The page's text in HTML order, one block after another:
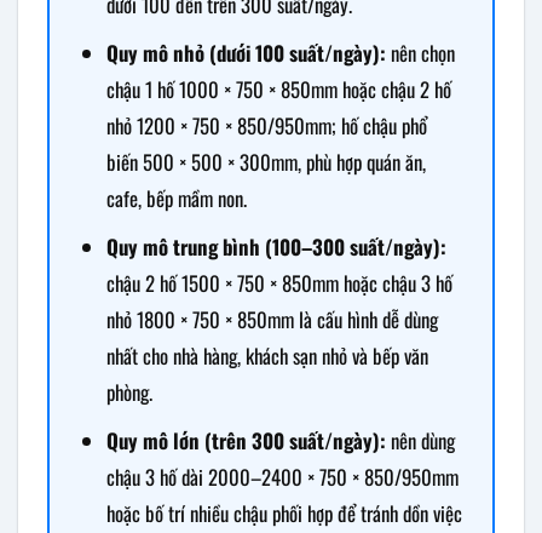
Quy mô nhỏ (dưới 100 suất/ngày): nên chọn
chậu 1 hố 1000 × 750 × 850mm hoặc chậu 2 hố
nhỏ 1200 × 750 × 850/950mm; hố chậu phổ
biến 500 × 500 × 300mm, phù hợp quán ăn,
cafe, bếp mầm non.
Quy mô trung bình (100–300 suất/ngày):
chậu 2 hố 1500 × 750 × 850mm hoặc chậu 3 hố
nhỏ 1800 × 750 × 850mm là cấu hình dễ dùng
nhất cho nhà hàng, khách sạn nhỏ và bếp văn
phòng.
Quy mô lớn (trên 300 suất/ngày): nên dùng
chậu 3 hố dài 2000–2400 × 750 × 850/950mm
hoặc bố trí nhiều chậu phối hợp để tránh dồn việc